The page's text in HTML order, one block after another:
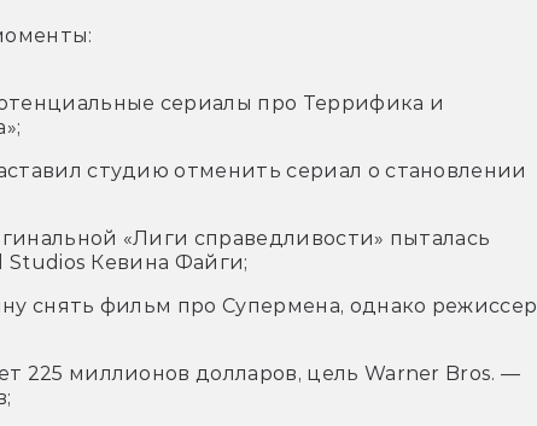
сериалы про Террифика и
студию отменить сериал о становлении
«Лиги справедливости» пыталась
Studios Кевина Файги;
снять фильм про Супермена, однако режиссер
225 миллионов долларов, цель Warner Bros. —